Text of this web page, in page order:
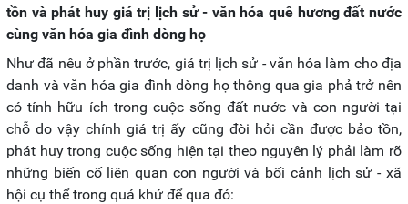
tồn và phát huy giá trị lịch sử - văn hóa quê hương đất nước
cùng văn hóa gia đình dòng họ
Như đã nêu ở phần trước, giá trị lịch sử - văn hóa làm cho địa
danh và văn hóa gia đình dòng họ thông qua gia phả trở nên
có tính hữu ích trong cuộc sống đất nước và con người tại
chỗ do vậy chính giá trị ấy cũng đòi hỏi cần được bảo tồn,
phát huy trong cuộc sống hiện tại theo nguyên lý phải làm rõ
những biến cố liên quan con người và bối cảnh lịch sử - xã
hội cụ thể trong quá khứ để qua đó: